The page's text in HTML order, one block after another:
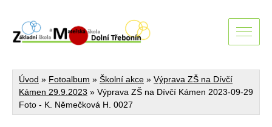
Úvod » Fotoalbum » Školní akce » Výprava ZŠ na Dívčí
Kámen 29.9.2023 » Výprava ZŠ na Dívčí Kámen 2023-09-29
Foto - K. Němečková H. 0027